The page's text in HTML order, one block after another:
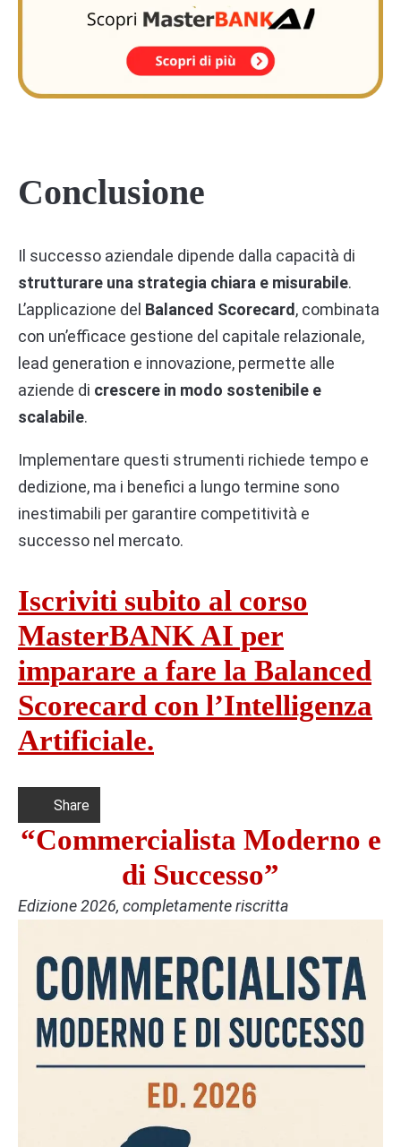
Conclusione
Il successo aziendale dipende dalla capacità di
strutturare una strategia chiara e misurabile.
L’applicazione del Balanced Scorecard , combinata
con un’efficace gestione del capitale relazionale,
lead generation e innovazione, permette alle
aziende di crescere in modo sostenibile e
scalabile.
Implementare questi strumenti richiede tempo e
dedizione, ma i benefici a lungo termine sono
inestimabili per garantire competitività e
successo nel mercato.
Iscriviti subito al corso
MasterBANK AI per
imparare a fare la Balanced
Scorecard con l’Intelligenza
Artificiale.
Share
“Commercialista Moderno e
di Successo”
Edizione 2026, completamente riscritta